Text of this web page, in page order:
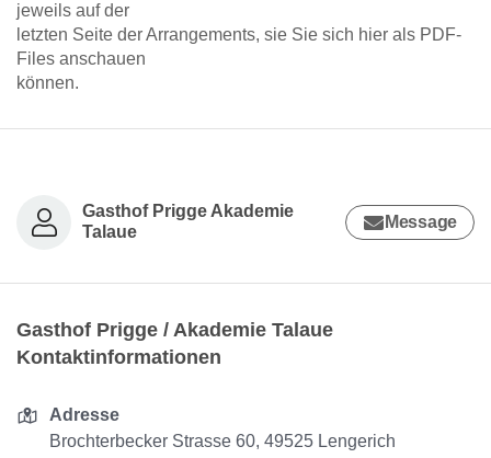
jeweils auf der
letzten Seite der Arrangements, sie Sie sich hier als PDF-
Files anschauen
können.
Gasthof Prigge Akademie
Talaue
Message
Gasthof Prigge / Akademie Talaue
Kontaktinformationen
Adresse
Brochterbecker Strasse 60, 49525 Lengerich